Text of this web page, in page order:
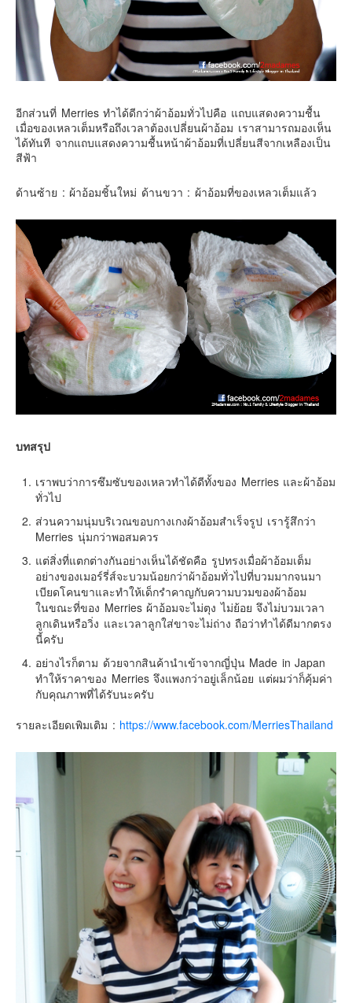
อีกส่วนที่ Merries ทำได้ดีกว่าผ้าอ้อมทั่วไปคือ แถบแสดงความชื้น
เมื่อของเหลวเต็มหรือถึงเวลาต้องเปลี่ยนผ้าอ้อม เราสามารถมองเห็น
ได้ทันที จากแถบแสดงความชื้นหน้าผ้าอ้อมที่เปลี่ยนสีจากเหลืองเป็น
สีฟ้า
ด้านซ้าย : ผ้าอ้อมชิ้นใหม่ ด้านขวา : ผ้าอ้อมที่ของเหลวเต็มแล้ว
บทสรุป
เราพบว่าการซึมซับของเหลวทำได้ดีทั้งของ Merries และผ้าอ้อม
ทั่วไป
ส่วนความนุ่มบริเวณขอบกางเกงผ้าอ้อมสำเร็จรูป เรารู้สึกว่า
Merries นุ่มกว่าพอสมควร
แต่สิ่งที่แตกต่างกันอย่างเห็นได้ชัดคือ รูปทรงเมื่อผ้าอ้อมเต็ม
อย่างของเมอร์รี่ส์จะบวมน้อยกว่าผ้าอ้อมทั่วไปที่บวมมากจนมา
เบียดโคนขาและทำให้เด็กรำคาญกับความบวมของผ้าอ้อม
ในขณะที่ของ Merries ผ้าอ้อมจะไม่ตุง ไม่ย้อย จึงไม่บวมเวลา
ลูกเดินหรือวิ่ง และเวลาลูกใส่ขาจะไม่ถ่าง ถือว่าทำได้ดีมากตรง
นี้ครับ
อย่างไรก็ตาม ด้วยจากสินค้านำเข้าจากญี่ปุ่น Made in Japan
ทำให้ราคาของ Merries จึงแพงกว่าอยู่เล็กน้อย แต่ผมว่าก็คุ้มค่า
กับคุณภาพที่ได้รับนะครับ
รายละเอียดเพิมเติม : https://www.facebook.com/MerriesThailand